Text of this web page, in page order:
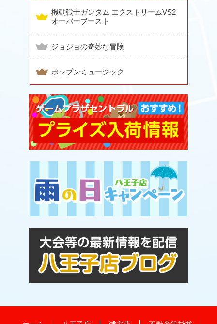
機動戦士ガンダム エクストリームVS2
オーバーブースト
ジョジョの奇妙な冒険
ポップンミュージック